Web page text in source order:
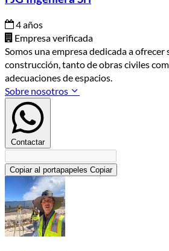
4 años
Empresa verificada
Somos una empresa dedicada a
construcción, tanto de obras civiles
adecuaciones de espacios.
Sobre nosotros
Contactar
Copiar al portapapeles Copiar